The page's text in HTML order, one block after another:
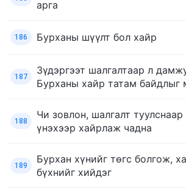
арга
186 Бурханы шүүлт бол хайр
187
Зүдэргээт шалгалтаар л
Бурханы хайр татам байдлыг
188
Чи зовлон, шалгалт
үнэхээр хайрлаж чадна
189
Бурхан хүнийг төгс болгож,
бүхнийг хийдэг